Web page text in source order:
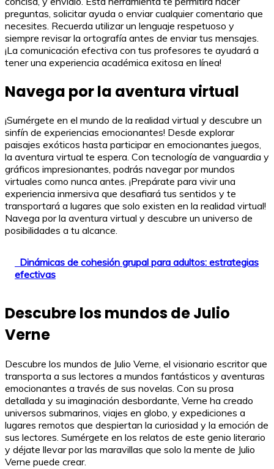
preguntas, solicitar ayuda o enviar cualquier comentario que
necesites. Recuerda utilizar un lenguaje respetuoso y
siempre revisar la ortografía antes de enviar tus mensajes.
¡La comunicación efectiva con tus profesores te ayudará a
tener una experiencia académica exitosa en línea!
Navega por la aventura virtual
¡Sumérgete en el mundo de la realidad virtual y descubre un
sinfín de experiencias emocionantes! Desde explorar
paisajes exóticos hasta participar en emocionantes juegos,
la aventura virtual te espera. Con tecnología de vanguardia y
gráficos impresionantes, podrás navegar por mundos
virtuales como nunca antes. ¡Prepárate para vivir una
experiencia inmersiva que desafiará tus sentidos y te
transportará a lugares que solo existen en la realidad virtual!
Navega por la aventura virtual y descubre un universo de
posibilidades a tu alcance.
Dinámicas de cohesión grupal para adultos: estrategias
efectivas
Descubre los mundos de Julio
Verne
Descubre los mundos de Julio Verne, el visionario escritor que
transporta a sus lectores a mundos fantásticos y aventuras
emocionantes a través de sus novelas. Con su prosa
detallada y su imaginación desbordante, Verne ha creado
universos submarinos, viajes en globo, y expediciones a
lugares remotos que despiertan la curiosidad y la emoción de
sus lectores. Sumérgete en los relatos de este genio literario
y déjate llevar por las maravillas que solo la mente de Julio
Verne puede crear.